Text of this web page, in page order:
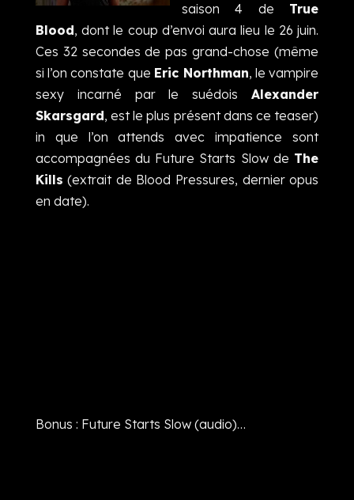
saison 4 de True
Blood, dont le coup d’envoi aura lieu le 26 juin.
Ces 32 secondes de pas grand-chose (même
si l’on constate que Eric Northman, le vampire
sexy incarné par le suédoisAlexander
Skarsgard, est le plus présent dans ce teaser)
in que l’on attends avec impatience sont
accompagnées du Future Starts Slowde The
Kills (extrait de Blood Pressures, dernier opus
en date).
Bonus : Future Starts Slow(audio)…